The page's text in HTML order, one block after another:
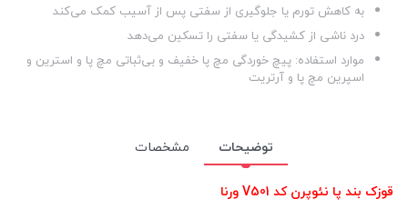
به کاهش تورم یا جلوگیری از سفتی پس از آسیب کمک می‌کند
درد ناشی از کشیدگی یا سفتی را تسکین می‌دهد
موارد استفاده: پیچ خوردگی مچ پا خفیف و بی‌ثباتی مچ پا و استرین و
اسپرین مچ پا و آرتریت
توضیحات
مشخصات
قوزک بند پا نئوپرن کد V501 ورنا